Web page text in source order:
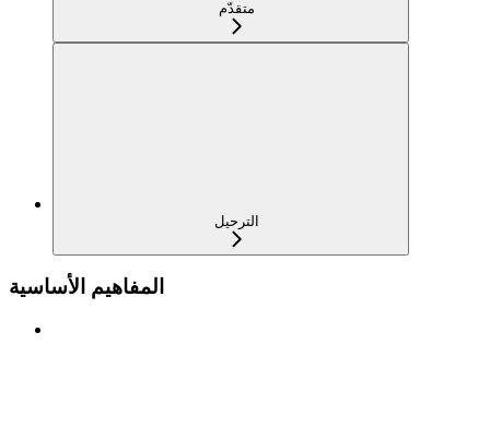
متقدّم
الترحيل
المفاهيم الأساسية